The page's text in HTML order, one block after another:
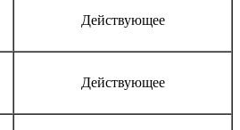
Действующее
Действующее